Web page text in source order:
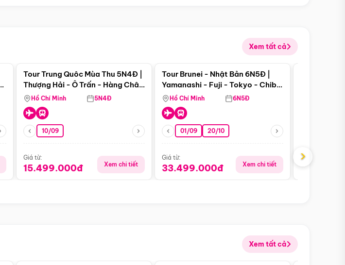
Xem tất cả
Tour Trung Quôc Mùa Thu 5N4Đ |
Thượng Hải - Ô Trấn - Hàng Châu
(Tour Không Shopping)
Hồ Chí Minh 5N4Đ
10/09
Giá từ:
15.499.000đ Xem chi tiết
Điểm nổi bật
Tour Brunei - Nhật Bản 6N5Đ |
Yamanashi - Fuji - Tokyo - Chiba
- Freeday
Hồ Chí Minh 6N5Đ
01/09 20/10
Giá từ:
33.499.000đ Xem chi tiết
Giá từ:
›
Xem tất cả
Điểm nổi bật